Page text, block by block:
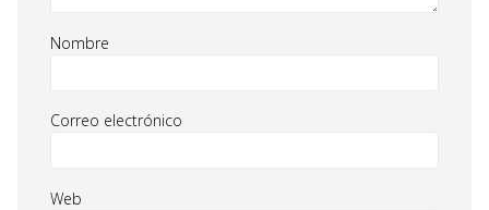
Nombre
Correo electrónico
Web